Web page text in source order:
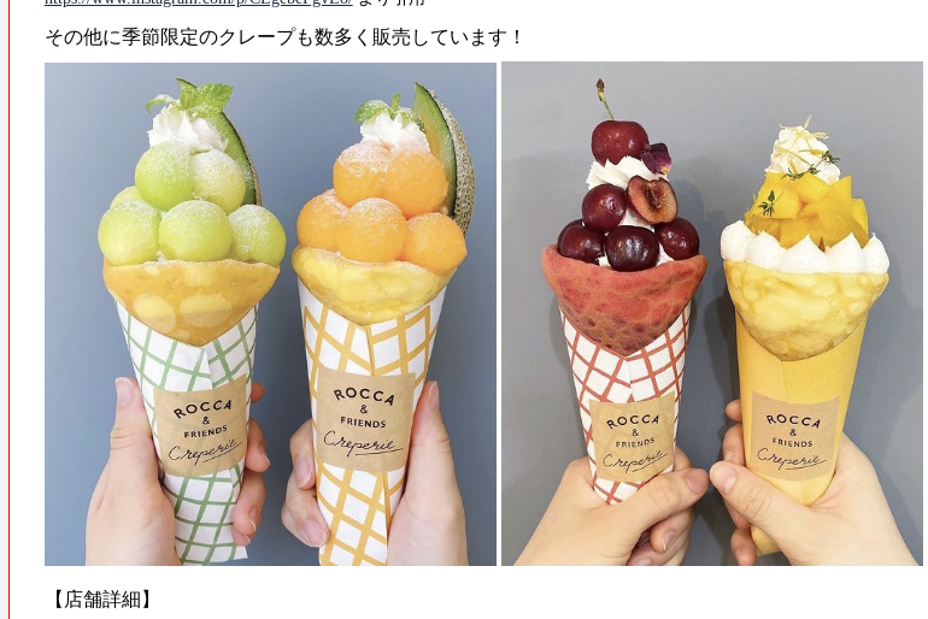
その他に季節限定のクレープも数多く販売しています！
【店舗詳細】